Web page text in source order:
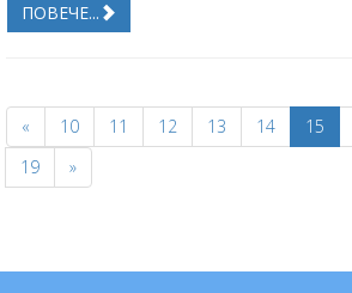
ПОВЕЧЕ...
« 10 11 12 13 14 15
19
»